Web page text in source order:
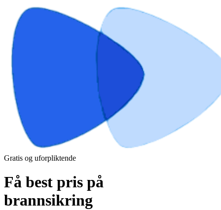
Gratis og uforpliktende
Få best pris på
brannsikring